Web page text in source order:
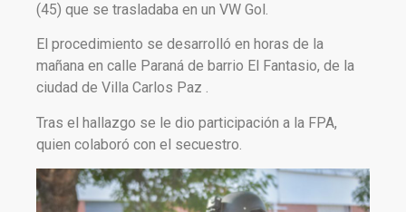
(45) que se trasladaba en un VW Gol.
El procedimiento se desarrolló en horas de la
mañana en calle Paraná de barrio El Fantasio, de la
ciudad de Villa Carlos Paz .
Tras el hallazgo se le dio participación a la FPA,
quien colaboró con el secuestro.